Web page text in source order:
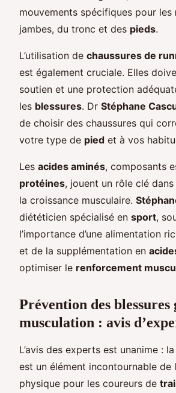
mouvements spécifiques pour les
jambes, du tronc et des pieds.
L’utilisation de chaussures de
est également cruciale. Elles
soutien et une protection
les blessures. Dr Stéphane
de choisir des chaussures qui
votre type de pied et à vos
Les acides aminés, composants
protéines, jouent un rôle clé
la croissance musculaire.
diététicien spécialisé en sport,
l’importance d’une alimentation
et de la supplémentation en
optimiser le renforcement
Prévention des blessures
musculation : avis
L’avis des experts est unanime : la
est un élément incontournable de
physique pour les coureurs de